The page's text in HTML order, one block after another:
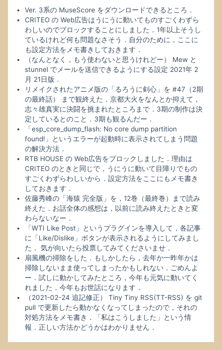
Ver. 3系の MuseScore をダウンロードできるところ．
CRITEO の Web広告はうにうに動いてものすごくわずら
わしいのでブロックすることにしました．1年以上そうし
ているけれど何も問題なさそう．自分のために，ここに
も設定方法をメモ書きしておきます．
（なんとなく，もう使わないと思うけれどー） Mew と
stunnel でメールを送信できるようにする設定 2021年 2
月 21日版．
リメイクされたアニメ版の「るろうに剣心」を #47（2期
の最終話） まで観終えた．京都大火をなんとか抑えて，
志々雄真実に決闘を挑まれたところまで．3期の制作は決
定しているとのこと．3期も観るんだー．
「esp_core_dump_flash: No core dump partition
found!」というエラーが起動時に表示されてしまう問題
の解決方法．
RTB HOUSE の Web広告をブロックしました．理由は
CRITEO のときと同じで，うにうに動いて目障りでもの
すごくわずらわしいから．設定方法をここにもメモ書き
しておきます．
佐藤秀峰の「海猿 完全版」を，12巻（最終巻）まで読み
終えた．お話全体の感想は，以前に読み終えたときと変
わらないなー．
「WTI Like Post」というプラグインを導入して，各記事
に「Like/Dislike」ボタンが表示されるようにしてみまし
た． 気が向いたら投票してみてくださいませ．
扇風機の掃除をした．もしかしたら，去年か一昨年かは
掃除しないまま使ってしまったかもしれない．ごめんよ
ー．試しに動かしてみたところ，今年も元気に動いてく
れました．今年もお世話になります．
（2021-02-24 追記修正） Tiny Tiny RSS(TT-RSS) を git
pull で更新したら動かなくなってしまったので，それの
対処方法をメモ書き．「私はこうしました」という情
報．正しい方法かどうかはわかりません．